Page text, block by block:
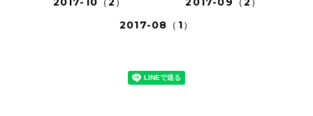
2017-08（1）